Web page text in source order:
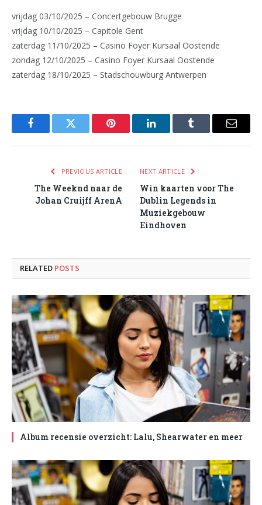
vrijdag 03/10/2025 – Concertgebouw Brugge
vrijdag 10/10/2025 – Capitole Gent
zaterdag 11/10/2025 – Casino Foyer Kursaal Oostende
zondag 12/10/2025 – Casino Foyer Kursaal Oostende
zaterdag 18/10/2025 – Stadschouwburg Antwerpen
FacebookTwitter Pinterest LinkedInTumblr Email
PREVIOUS ARTICLE
The Weeknd naar de
Johan Cruijff ArenA
NEXT ARTICLE
Win kaarten voor The
Dublin Legends in
Muziekgebouw
Eindhoven
RELATED POSTS
Album recensie overzicht: Lalu, Shearwater en meer